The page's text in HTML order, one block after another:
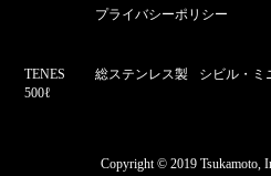
プライバシーポリシー
TENES
500ℓ
総ステンレス製 シビル・ミ
Copyright © 2019 Tsukamoto,